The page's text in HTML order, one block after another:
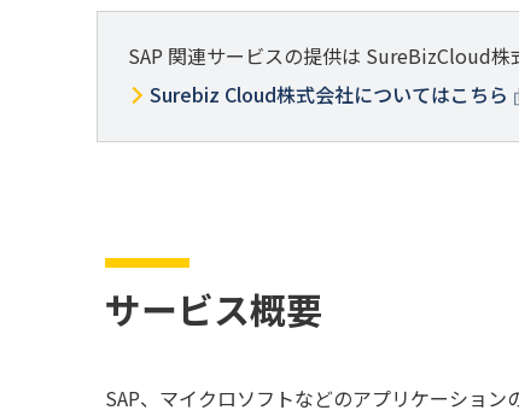
SAP 関連サービスの提供は SureBizCloud株
Surebiz Cloud株式会社についてはこちら
サービス概要
SAP、マイクロソフトなどのアプリケーショ